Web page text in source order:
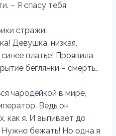
– Я спасу тебя,
стражи:
Девушка, низкая,
платье! Проявила
беглянки – смерть…
чародейкой в мире,
Ведь он
как я. И выпивает до
Нужно бежать! Но одна я